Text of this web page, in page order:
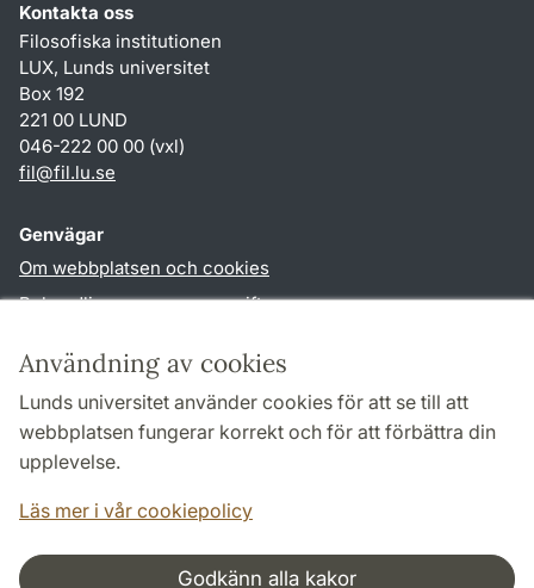
Användning av cookies
Lunds universitet använder cookies för att se till att
webbplatsen fungerar korrekt och för att förbättra din
upplevelse.
Läs mer i vår cookiepolicy
Godkänn alla kakor
Kontakta oss
Filosofiska institutionen
LUX, Lunds universitet
Box 192
221 00 LUND
046-222 00 00 (vxl)
fil@fil.lu.se
Genvägar
Om webbplatsen och cookies
Behandling av personuppgifter
TYPO3-login
Följ oss i sociala medier